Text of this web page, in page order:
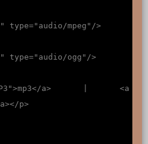
type="audio/mpeg"/>
type="audio/ogg"/>
a> | <a
p>